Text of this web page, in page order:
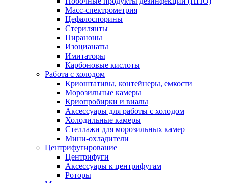
Масс-спектрометрия
Цефалоспорины
Стерилянты
Пираноны
Изоцианаты
Имитаторы
Карбоновые кислоты
Работа с холодом
Криоштативы, контейнеры, емкости
Морозильные камеры
Криопробирки и виалы
Аксессуары для работы с холодом
Холодильные камеры
Стеллажи для морозильных камер
Мини-охладители
Центрифугирование
Центрифуги
Аксессуары к центрифугам
Роторы